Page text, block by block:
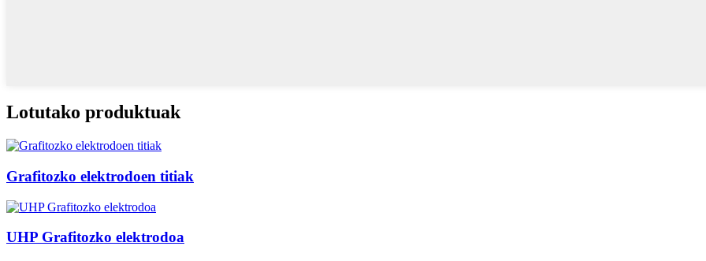
Lotutako produktuak
Grafitozko elektrodoen titiak
UHP Grafitozko elektrodoa